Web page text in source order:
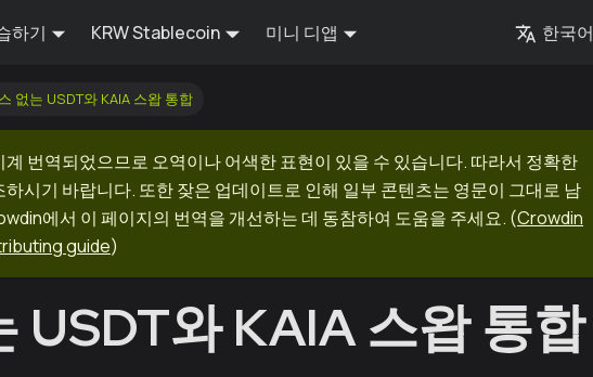
하기 KRW Stablecoin 미니 디앱 한국어
없는 USDT와 KAIA 스왑 통합
번역되었으므로 오역이나 어색한 표현이 있을 수 있습니다. 따라서 정확한
시기 바랍니다. 또한 잦은 업데이트로 인해 일부 콘텐츠는 영문이 그대로 남
에서 이 페이지의 번역을 개선하는 데 동참하여 도움을 주세요. (Crowdin
guide)
USDT와 KAIA 스왑 통합